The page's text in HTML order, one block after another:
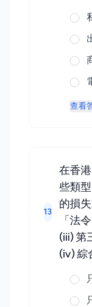
查看
13
在香
些類
的損
「法
(iii) 第
(iv) 綜